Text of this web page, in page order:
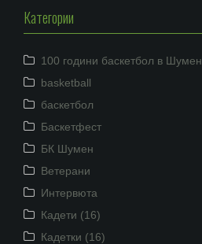
Категории
100 години баскетбол в Шумен
basketball
баскетбол
Баскетфест
БК Шумен
Ветерани
Интервюта
Кадети (16)
Кадетки (16)